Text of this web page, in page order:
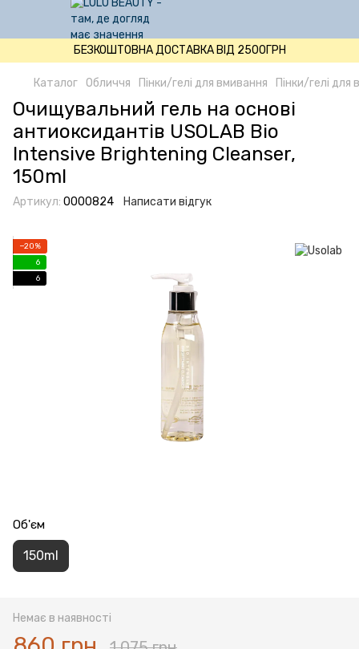
БЕЗКОШТОВНА ДОСТАВКА ВІД 2500ГРН
Каталог Обличчя Пінки/гелі для вмивання Пінки/гелі для
Очищувальний гель на основі
антиоксидантів USOLAB Bio
Intensive Brightening Cleanser,
150ml
Артикул: 0000824 Написати відгук
−20%
6
6
Об'єм
150ml
Немає в наявності